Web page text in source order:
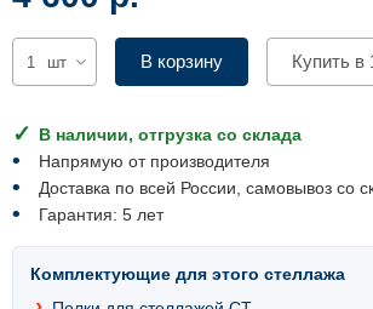
шт В корзину Купить в
В наличии, отгрузка со склада
Напрямую от производителя
Доставка по всей России, самовывоз со
Гарантия: 5 лет
Комплектующие для этого стеллажа
Комплектующие для шкафов